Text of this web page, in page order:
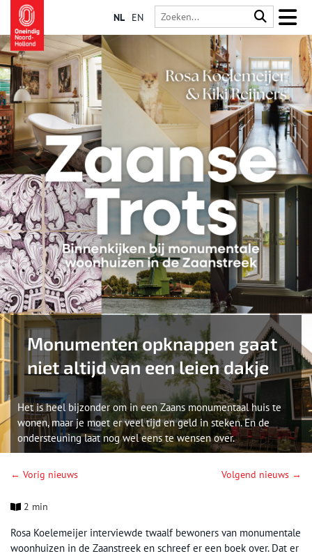
NL EN
Monumenten opknappen gaat
niet altijd van een leien dakje
Het is heel bijzonder om in een Zaans monumentaal huis te
wonen, maar je moet er veel tijd en geld in steken. En de
ondersteuning laat nog wel eens te wensen over.
← Vorig nieuws Volgend nieuws →
2 min
Rosa Koelemeijer interviewde twaalf bewoners van monumentale
woonhuizen in de Zaanstreek en schreef er een boek over. Dat er